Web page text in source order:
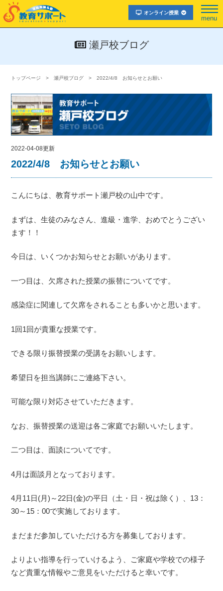
オンライン授業
menu
瀬戸校ブログ
トップページ 瀬戸校ブログ 2022/4/8 お知らせとお願い
2022-04-08更新
2022/4/8 お知らせとお願い
こんにちは、教育サポート瀬戸校の山中です。
まずは、生徒のみなさん、進級・進学、おめでとうござい
ます！！
今日は、いくつかお知らせとお願いがあります。
一つ目は、欠席された授業の振替についてです。
感染症に関連して欠席をされることも多いかと思います。
1回1回が貴重な授業です。
できる限り振替授業の受講をお願いします。
希望日を担当講師にご連絡下さい。
可能な限り対応させていただきます。
なお、振替授業の送迎は各ご家庭でお願いいたします。
二つ目は、面談についてです。
4月は面談月となっております。
4月11日(月)～22日(金)の平日（土・日・祝は除く）、13：
30～15：00で実施しております。
まだまだ参加していただける方を募集しております。
よりよい指導を行っていけるよう、ご家庭や学校での様子
など貴重な情報やご意見をいただけると幸いです。